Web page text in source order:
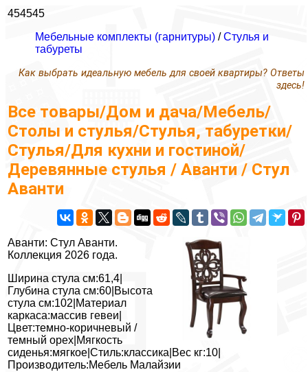
454545
Мебельные комплекты (гарнитуры) /Стулья и
табуреты
Как выбрать идеальную мебель для своей квартиры? Ответы
здесь!
Все товары/Дом и дача/Мебель/
Столы и стулья/Стулья, табуретки/
Стулья/Для кухни и гостиной/
Деревянные стулья / Аванти / Стул
Аванти
Аванти: Стул Аванти.
Коллекция 2026 года.
Ширина стула см:61,4|
Глубина стула см:60|Высота
стула см:102|Материал
каркаса:массив гевеи|
Цвет:темно-коричневый /
темный орех|Мягкость
сиденья:мягкое|Стиль:классика|Вес кг:10|
Производитель:Мебель Малайзии